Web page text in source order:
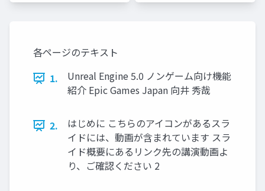
各ページのテキスト
1.
Unreal Engine 5.0 ノンゲーム向け機能
紹介 Epic Games Japan 向井 秀哉
2.
はじめに こちらのアイコンがあるスラ
イドには、動画が含まれています スラ
イド概要にあるリンク先の講演動画よ
り、ご確認ください 2